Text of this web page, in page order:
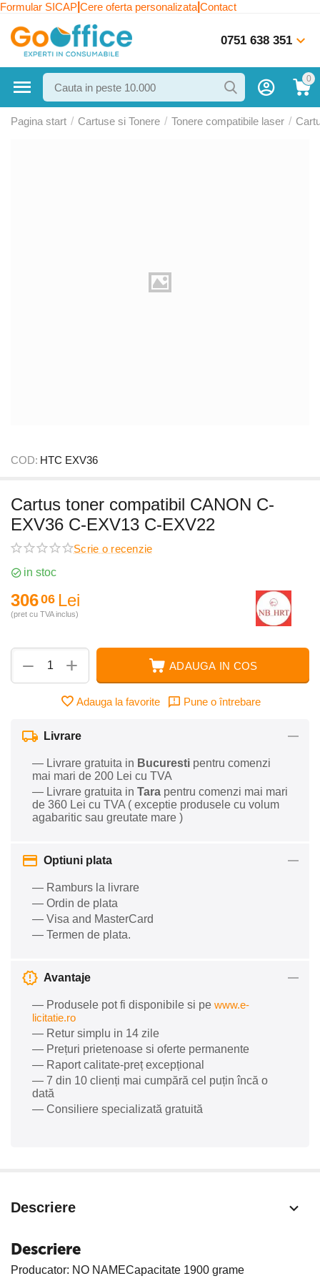
Formular SICAP Cere oferta personalizata Contact
0751 638 351
0
Pagina start / Cartuse si Tonere / Tonere compatibile laser /
COD: HTC EXV36
Cartus toner compatibil CANON C-
EXV36 C-EXV13 C-EXV22
Scrie o recenzie
in stoc
30606 Lei
(pret cu TVA inclus)
+
− ADAUGA IN COS
Adauga la favorite Pune o întrebare
Livrare
— Livrare gratuita in Bucuresti pentru comenzi
mai mari de 200 Lei cu TVA
— Livrare gratuita in Tara pentru comenzi mai mari
de 360 Lei cu TVA ( exceptie produsele cu volum
agabaritic sau greutate mare )
Optiuni plata
— Ramburs la livrare
— Ordin de plata
— Visa and MasterCard
— Termen de plata.
Avantaje
— Produsele pot fi disponibile si pe www.e-
licitatie.ro
— Retur simplu in 14 zile
— Prețuri prietenoase si oferte permanente
— Raport calitate-preț excepțional
— 7 din 10 clienți mai cumpără cel puțin încă o
dată
— Consiliere specializată gratuită
Descriere
Descriere
Producator: NO NAMECapacitate 1900 grame